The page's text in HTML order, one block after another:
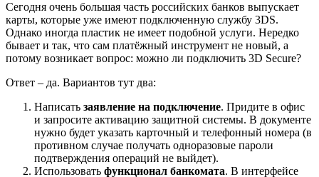
Сегодня очень большая часть российских банков выпускает
карты, которые уже имеют подключенную службу 3DS.
Однако иногда пластик не имеет подобной услуги. Нередко
бывает и так, что сам платёжный инструмент не новый, а
потому возникает вопрос: можно ли подключить 3D Secure?
Ответ – да. Вариантов тут два:
Написать заявление на подключение. Придите в офис
и запросите активацию защитной системы. В документе
нужно будет указать карточный и телефонный номера (в
противном случае получать одноразовые пароли
подтверждения операций не выйдет).
Использовать функционал банкомата. В интерфейсе